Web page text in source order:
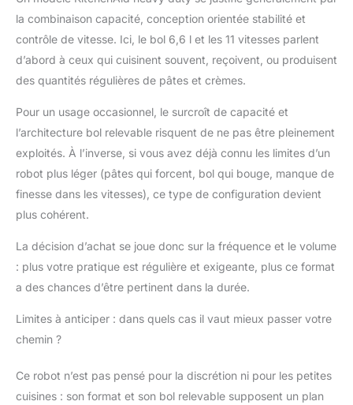
la combinaison capacité, conception orientée stabilité et
contrôle de vitesse. Ici, le bol 6,6 l et les 11 vitesses parlent
d’abord à ceux qui cuisinent souvent, reçoivent, ou produisent
des quantités régulières de pâtes et crèmes.
Pour un usage occasionnel, le surcroît de capacité et
l’architecture bol relevable risquent de ne pas être pleinement
exploités. À l’inverse, si vous avez déjà connu les limites d’un
robot plus léger (pâtes qui forcent, bol qui bouge, manque de
finesse dans les vitesses), ce type de configuration devient
plus cohérent.
La décision d’achat se joue donc sur la fréquence et le volume
: plus votre pratique est régulière et exigeante, plus ce format
a des chances d’être pertinent dans la durée.
Limites à anticiper : dans quels cas il vaut mieux passer votre
chemin ?
Ce robot n’est pas pensé pour la discrétion ni pour les petites
cuisines : son format et son bol relevable supposent un plan